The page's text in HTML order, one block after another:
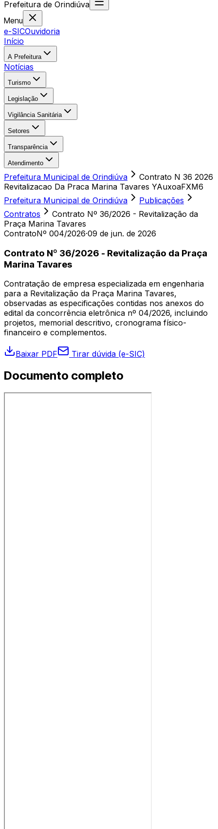
Prefeitura de Orindiúva
Menu
e-SICOuvidoria
Início
A Prefeitura
Notícias
Turismo
Legislação
Vigilância Sanitária
Setores
Transparência
Atendimento
Prefeitura Municipal de Orindiúva
Contrato N 36 2026
Revitalizacao Da Praca Marina Tavares YAuxoaFXM6
Prefeitura Municipal de Orindiúva
Publicações
Contratos
Contrato Nº 36/2026 - Revitalização da
Praça Marina Tavares
ContratoNº 004/2026·09 de jun. de 2026
Contrato Nº 36/2026 - Revitalização da Praça
Marina Tavares
Contratação de empresa especializada em engenharia
para a Revitalização da Praça Marina Tavares,
observadas as especificações contidas nos anexos do
edital da concorrência eletrônica nº 04/2026, incluindo
projetos, memorial descritivo, cronograma físico-
financeiro e complementos.
Baixar PDF Tirar dúvida (e-SIC)
Documento completo